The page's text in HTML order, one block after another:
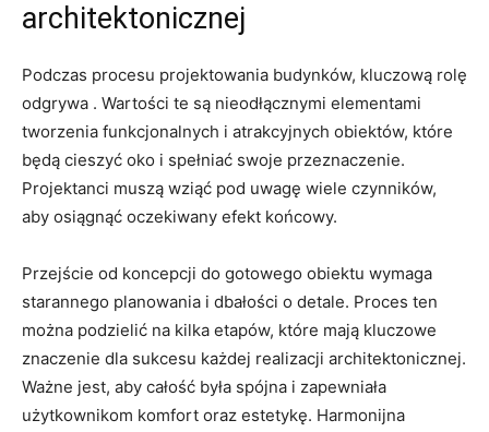
architektonicznej
Podczas procesu projektowania budynków,⁤ kluczową rolę‍
odgrywa . Wartości te są‌ nieodłącznymi​ elementami
tworzenia funkcjonalnych i atrakcyjnych obiektów, ⁢które
będą cieszyć oko i spełniać‌ swoje przeznaczenie.
Projektanci muszą wziąć ‍pod ​uwagę wiele⁤ czynników,
aby osiągnąć⁤ oczekiwany efekt końcowy.
Przejście od koncepcji do‍ gotowego obiektu⁢ wymaga
starannego planowania i dbałości o detale. Proces ten
można podzielić na kilka etapów, które⁤ mają kluczowe
znaczenie dla​ sukcesu każdej realizacji architektonicznej.
Ważne jest, aby⁢ całość była spójna ⁢i zapewniała
użytkownikom komfort ​oraz estetykę. Harmonijna